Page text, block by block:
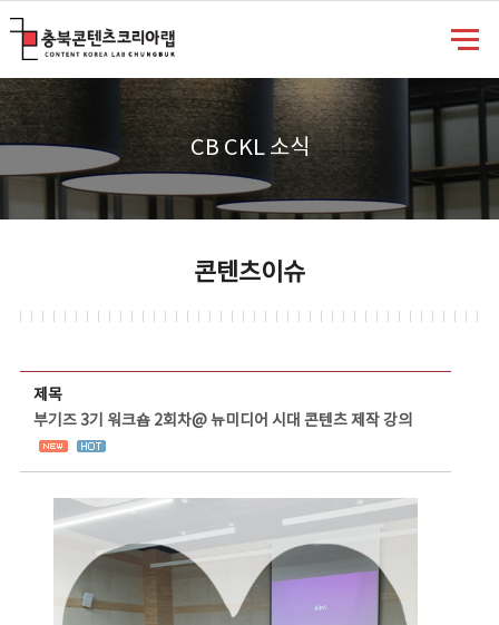
CB CKL 소식
콘텐츠이슈
제목
부기즈 3기 워크숍 2회차@ 뉴미디어 시대 콘텐츠 제작 강의